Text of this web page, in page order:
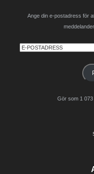
Ange din e-postadress för
E-
Gör som 1 073